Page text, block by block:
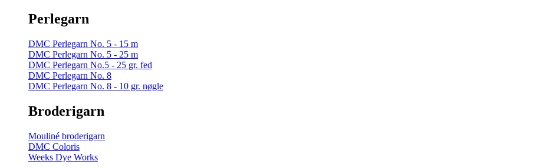
Perlegarn
DMC Perlegarn No. 5 - 15 m
DMC Perlegarn No. 5 - 25 m
DMC Perlegarn No.5 - 25 gr. fed
DMC Perlegarn No. 8
DMC Perlegarn No. 8 - 10 gr. nøgle
Broderigarn
Mouliné broderigarn
DMC Coloris
Weeks Dye Works